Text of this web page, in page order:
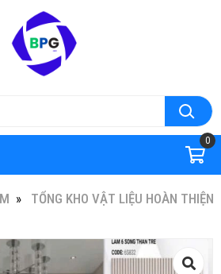
0
TỔNG KHO VẬT LIỆU HOÀN THIỆN